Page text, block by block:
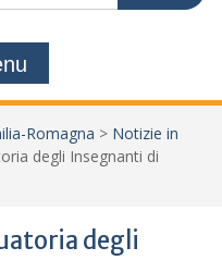
Romagna > Notizie in
degli Insegnanti di
degli